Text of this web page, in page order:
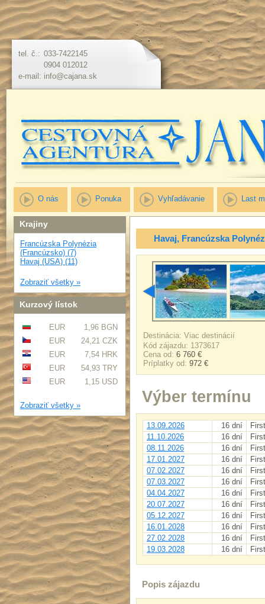
tel. č.: 033-7422145
0904 012012
e-mail: info@cajana.sk
O nás Ponuka Vyhľadávanie Last
Krajiny
Francúzska Polynézia
(Francúzsko) (7)
Havaj (USA) (11)
Zobraziť všetky »
Kurzový lístok
EUR
1,96 BGN
EUR
24,21 CZK
EUR
7,54 HRK
EUR
54,93 TRY
EUR
1,15 USD
Zobraziť všetky »
Havaj, Francúzska
Destinácia: Viac destinácií
Kód zájazdu: 1373617
Cena od: 6 760 €
Príplatky od: 972 €
Výber termínu
13.09.2026 16 dní
11.10.2026
16 dní
08.11.2026
16 dní
17.01.2027
16 dní
07.02.2027
16 dní
07.03.2027
16 dní
04.04.2027
16 dní
20.07.2027
16 dní
05.12.2027
16 dní
16.01.2028
16 dní
27.02.2028
16 dní
19.03.2028
16 dní
Popis zájazdu